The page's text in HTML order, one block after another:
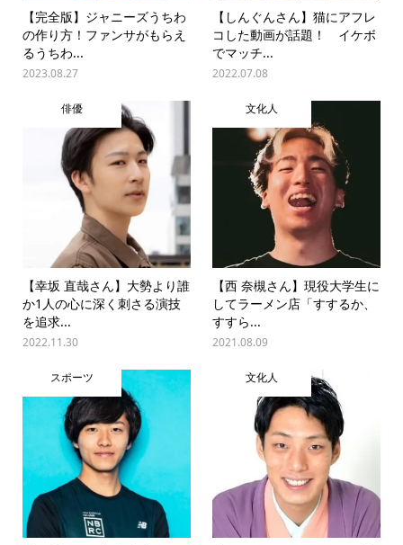
【完全版】ジャニーズうちわ
の作り方！ファンサがもらえ
るうちわ...
2023.08.27
【しんぐんさん】猫にアフレ
コした動画が話題！ イケボ
でマッチ...
2022.07.08
俳優
【幸坂 直哉さん】大勢より誰
か1人の心に深く刺さる演技
を追求...
2022.11.30
文化人
【西 奈槻さん】現役大学生に
してラーメン店「すするか、
すすら...
2021.08.09
スポーツ 文化人